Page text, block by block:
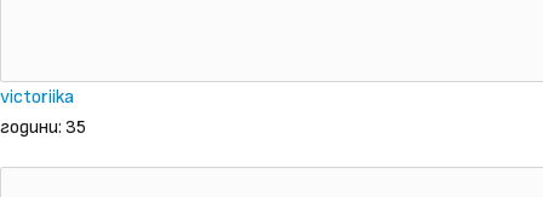
victoriika
години: 35